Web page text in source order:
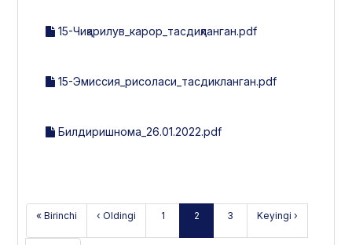
15-Чиқарилув_карор_тасдиқланган.pdf
15-Эмиссия_рисоласи_тасдикланган.pdf
Билдиришнома_26.01.2022.pdf
« Birinchi ‹ Oldingi 1 2 3 Keyingi ›